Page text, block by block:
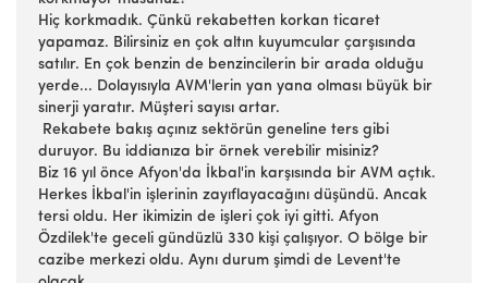
Hiç korkmadık. Çünkü rekabetten korkan ticaret
yapamaz. Bilirsiniz en çok altın kuyumcular çarşısında
satılır. En çok benzin de benzincilerin bir arada olduğu
yerde... Dolayısıyla AVM'lerin yan yana olması büyük bir
sinerji yaratır. Müşteri sayısı artar.
Rekabete bakış açınız sektörün geneline ters gibi
duruyor. Bu iddianıza bir örnek verebilir misiniz?
Biz 16 yıl önce Afyon'da İkbal'in karşısında bir AVM açtık.
Herkes İkbal'in işlerinin zayıflayacağını düşündü. Ancak
tersi oldu. Her ikimizin de işleri çok iyi gitti. Afyon
Özdilek'te geceli gündüzlü 330 kişi çalışıyor. O bölge bir
cazibe merkezi oldu. Aynı durum şimdi de Levent'te